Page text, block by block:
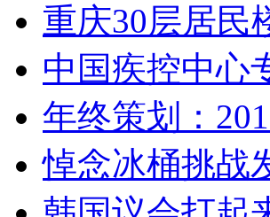
重庆30层居
中国疾控中心
年终策划：
悼念冰桶挑战